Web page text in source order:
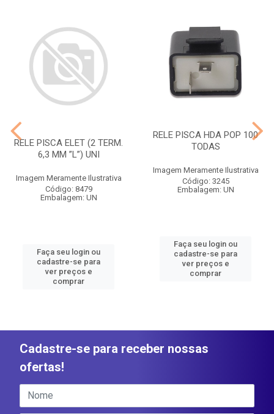
RELE PISCA ELET (2 TERM.
6,3 MM ”L”) UNI
Imagem Meramente Ilustrativa
Código: 8479
Embalagem: UN
Faça seu login ou
cadastre-se para
ver preços e
comprar
RELE PISCA HDA POP 100
TODAS
Imagem Meramente Ilustrativa
Código: 3245
Embalagem: UN
Faça seu login ou
cadastre-se para
ver preços e
comprar
Cadastre-se para receber nossas
ofertas!